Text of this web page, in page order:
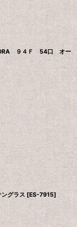
９４Ｆ 54口 オー
グラス [ES-7915]